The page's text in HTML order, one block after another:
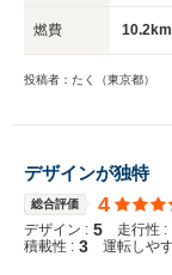
燃費
投稿者：たく（東京都）
デザインが独特
総合評価 4
デザイン : 5 走行性 :
積載性 : 3 運転しや